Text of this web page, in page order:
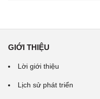
GIỚI THIỆU
Lời giới thiệu
Lịch sử phát triển